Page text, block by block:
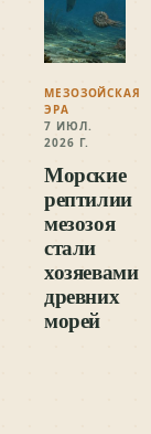
МЕЗОЗОЙСКАЯ
ЭРА
7 ИЮЛ.
2026 Г.
Морские
рептилии
мезозоя
стали
хозяевами
древних
морей